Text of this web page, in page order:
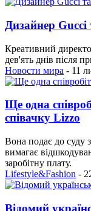
Дизайнер Gucci
Креативний
дев'ять днів після
Новости мира - 11
Ще одна
співачку Lizzo
Вона подає до суду
вимагає
заробітну плату.
Lifestyle&Fashion -
Відомий